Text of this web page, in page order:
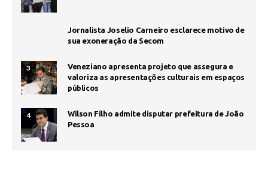
Jornalista Joselio Carneiro esclarece motivo de
sua exoneração da Secom
3
Veneziano apresenta projeto que assegura e
valoriza as apresentações culturais em espaços
públicos
4
Wilson Filho admite disputar prefeitura de João
Pessoa